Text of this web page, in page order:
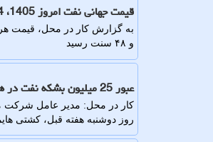
قیمت جهانی نفت امروز 1405، 4، 8
و ۴۸ سنت رسید
عبور 25 میلیون بشکه نفت در هفته اخیر از خط فرضی محاصره
کار در محل: مدیر عامل شرکت
روز دوشنبه هفته قبل، کشتی هایمان از خط فرضی